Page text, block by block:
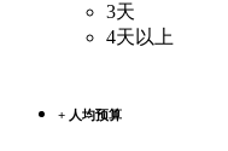
3天
4天以上
+ 人均预算